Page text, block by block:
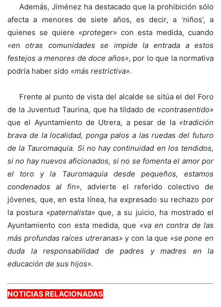
Además, Jiménez ha destacado que la prohibición sólo
afecta a menores de siete años, es decir, a ‘niños’, a
quienes se quiere «proteger» con esta medida, cuando
«en otras comunidades se impide la entrada a estos
festejos a menores de doce años», por lo que la normativa
podría haber sido «más restrictiva».
Frente al punto de vista del alcalde se sitúa el del Foro
de la Juventud Taurina, que ha tildado de «contrasentido»
que el Ayuntamiento de Utrera, a pesar de la «tradición
brava de la localidad, ponga palos a las ruedas del futuro
de la Tauromaquia. Si no hay continuidad en los tendidos,
si no hay nuevos aficionados, si no se fomenta el amor por
el toro y la Tauromaquia desde pequeños, estamos
condenados al fin», advierte el referido colectivo de
jóvenes, que, en esta línea, ha expresado su rechazo por
la postura «paternalista» que, a su juicio, ha mostrado el
Ayuntamiento con esta medida, que «va en contra de las
más profundas raíces utreranas» y con la que «se pone en
duda la responsabilidad de padres y madres en la
educación de sus hijos».
NOTICIAS RELACIONADAS